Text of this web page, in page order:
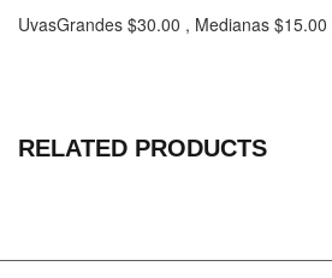
UvasGrandes $30.00 , Medianas
RELATED PRODUCTS